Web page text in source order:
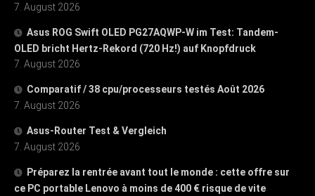
7. August 2026
Asus ROG Swift OLED PG27AQWP-W im Test: Tandem-
OLED bricht Hertz-Rekord (720 Hz!) auf Knopfdruck
7. August 2026
Comparatif / 38 cpu/processeurs testés Août 2026
7. August 2026
Asus-Router Test & Vergleich
7. August 2026
Préparez la rentrée avant tout le monde : cette offre sur
ce PC portable Lenovo à moins de 400 € risque de vite